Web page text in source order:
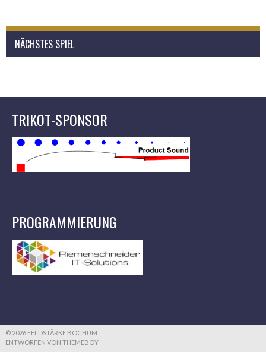
NÄCHSTES SPIEL
TRIKOT-SPONSOR
PROGRAMMIERUNG
© 2026 FELDSTÄRKE BOCHUM
ENTWORFEN VON THEMEBOY